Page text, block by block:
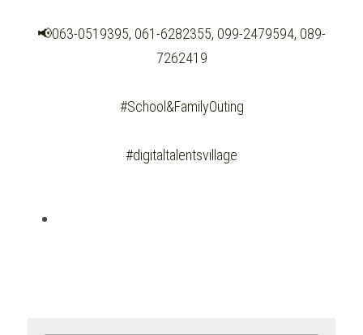
📢063-0519395, 061-6282355, 099-2479594, 089-
7262419
#School&FamilyOuting
#digitaltalentsvillage